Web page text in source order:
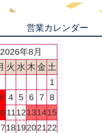
営業カレンダー
2026年8月
火 水 木 金 土
1
4 5 6 7 8
1112131415
1819202122